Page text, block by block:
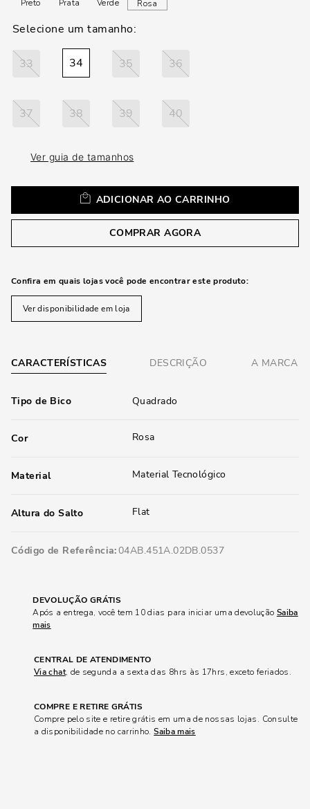
Preto Prata Verde Rosa
33 34 35 36
37 38 39 40
Ver guia de tamanhos
ADICIONAR AO CARRINHO
COMPRAR AGORA
Confira em quais lojas você pode encontrar este produto:
Ver disponibilidade em loja
CARACTERÍSTICAS DESCRIÇÃO A MARCA
Tipo de Bico Quadrado
Cor Rosa
Material Material Tecnológico
Altura do Salto Flat
Código de Referência 04AB.451A.02DB.0537
DEVOLUÇÃO GRÁTIS
Após a entrega, você tem 10 dias para iniciar uma devolução Saiba
mais
CENTRAL DE ATENDIMENTO
Via chat, de segunda a sexta das 8hrs às 17hrs, exceto feriados.
COMPRE E RETIRE GRÁTIS
Compre pelo site e retire grátis em uma de nossas lojas. Consulte
a disponibilidade no carrinho.Saiba mais